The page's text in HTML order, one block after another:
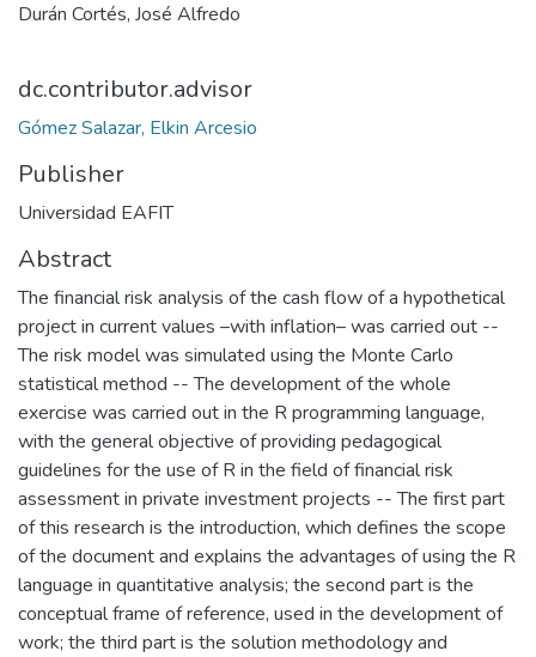
Durán Cortés, José Alfredo
dc.contributor.advisor
Gómez Salazar, Elkin Arcesio
Publisher
Universidad EAFIT
Abstract
The financial risk analysis of the cash flow of a hypothetical
project in current values –with inflation– was carried out --
The risk model was simulated using the Monte Carlo
statistical method -- The development of the whole
exercise was carried out in the R programming language,
with the general objective of providing pedagogical
guidelines for the use of R in the field of financial risk
assessment in private investment projects -- The first part
of this research is the introduction, which defines the scope
of the document and explains the advantages of using the R
language in quantitative analysis; the second part is the
conceptual frame of reference, used in the development of
work; the third part is the solution methodology and